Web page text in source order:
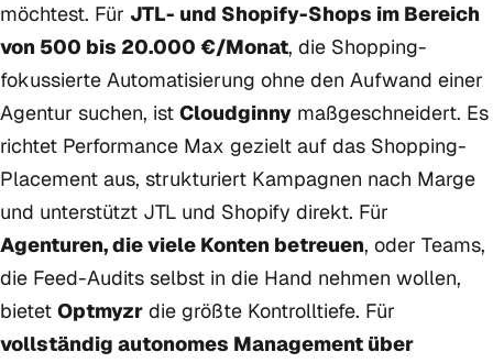
möchtest. Für JTL- und Shopify-Shops im Bereich
von 500 bis 20.000 €/Monat, die Shopping-
fokussierte Automatisierung ohne den Aufwand einer
Agentur suchen, ist Cloudginny maßgeschneidert. Es
richtet Performance Max gezielt auf das Shopping-
Placement aus, strukturiert Kampagnen nach Marge
und unterstützt JTL und Shopify direkt. Für
Agenturen, die viele Konten betreuen, oder Teams,
die Feed-Audits selbst in die Hand nehmen wollen,
bietet Optmyzr die größte Kontrolltiefe. Für
vollständig autonomes Management über